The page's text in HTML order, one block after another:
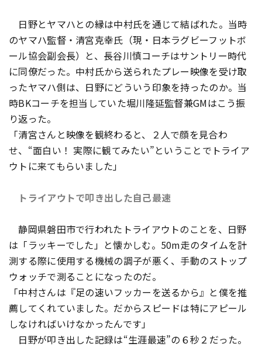
日野とヤマハとの縁は中村氏を通じて結ばれた。当時
のヤマハ監督・清宮克幸氏（現・日本ラグビーフットボ
ール協会副会長）と、長谷川慎コーチはサントリー時代
に同僚だった。中村氏から送られたプレー映像を受け取
ったヤマハ側は、日野にどういう印象を持ったのか。当
時BKコーチを担当していた堀川隆延監督兼GMはこう振
り返った。
「清宮さんと映像を観終わると、２人で顔を見合わ
せ、“面白い！ 実際に観てみたい”ということでトライア
ウトに来てもらいました」
トライアウトで叩き出した自己最速
静岡県磐田市で行われたトライアウトのことを、日野
は「ラッキーでした」と懐かしむ。50m走のタイムを計
測する際に使用する機械の調子が悪く、手動のストップ
ウォッチで測ることになったのだ。
「中村さんは『足の速いフッカーを送るから』と僕を推
薦してくれていました。だからスピードは特にアピール
しなければいけなかったんです」
日野が叩き出した記録は“生涯最速”の６秒２だった。